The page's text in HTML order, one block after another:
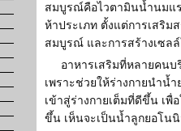
สมบูรณ์คือไวตามินน้ำนมแ
ห้าประเภท ตั้งแต่การเสริม
สมบูรณ์ และการสร้างเซล
อาหารเสริมที่หลายคนบ
เพราะช่วยให้ร่างกายนำน้
เข้าสู่ร่างกายเต็มที่ดีขึ้น เ
ขึ้น เห็นจะเป็นน้ำลูกยอโน